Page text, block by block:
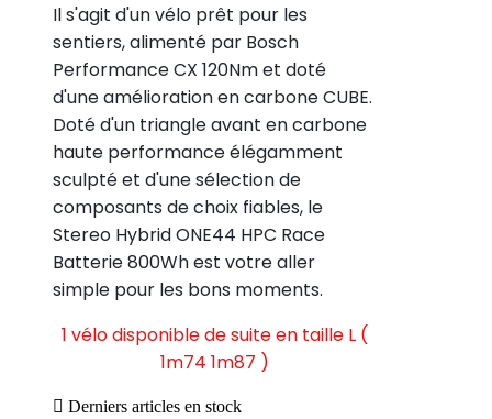
Il s'agit d'un vélo prêt pour les
sentiers, alimenté par Bosch
Performance CX 120Nm et doté
d'une amélioration en carbone CUBE.
Doté d'un triangle avant en carbone
haute performance élégamment
sculpté et d'une sélection de
composants de choix fiables, le
Stereo Hybrid ONE44 HPC Race
Batterie 800Wh est votre aller
simple pour les bons moments.
1 vélo disponible de suite en taille L (
1m74 1m87 )
 Derniers articles en stock